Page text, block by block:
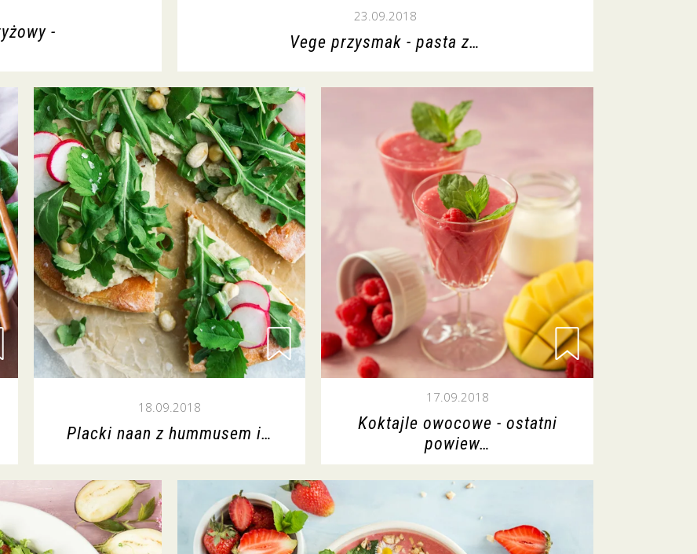
-
23.09.2018
Vege przysmak - pasta z…
18.09.2018
Placki naan z hummusem i…
17.09.2018
Koktajle owocowe - ostatni
powiew…